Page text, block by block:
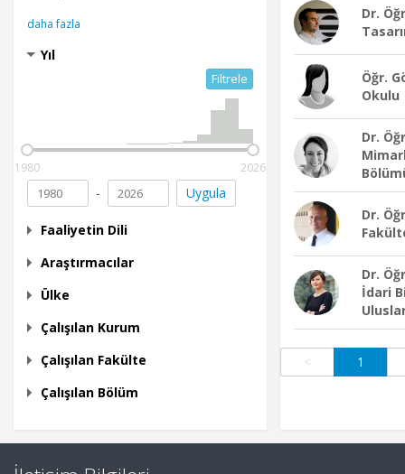
daha fazla
Yıl
Filtrele
1980 2026
- Uygula
Faaliyetin Dili
Araştırmacılar
Ülke
Çalışılan Kurum
Çalışılan Fakülte
Çalışılan Bölüm
Dr.
Öğr.
Okulu
Dr.
Dr.
Dr.
İdari
< 1